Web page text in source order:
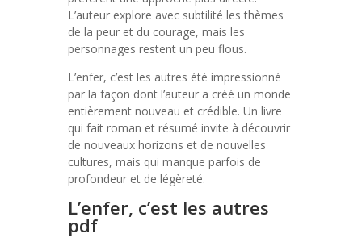
L’auteur explore avec subtilité les thèmes
de la peur et du courage, mais les
personnages restent un peu flous.
L’enfer, c’est les autres été impressionné
par la façon dont l’auteur a créé un monde
entièrement nouveau et crédible. Un livre
qui fait roman et résumé invite à découvrir
de nouveaux horizons et de nouvelles
cultures, mais qui manque parfois de
profondeur et de légèreté.
L’enfer, c’est les autres
pdf